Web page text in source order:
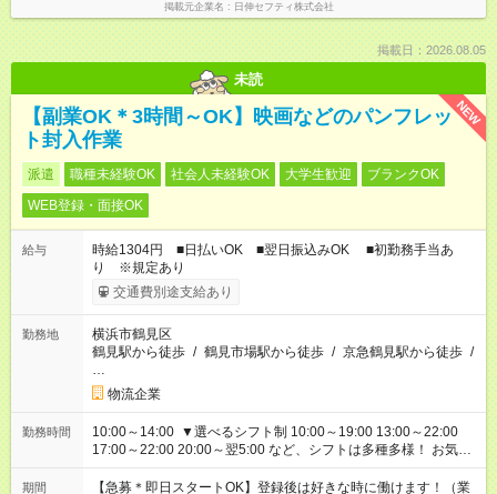
掲載元企業名 日伸セフティ株式会社
掲載日：2026.08.05
未読
NEW
【副業OK＊3時間～OK】映画などのパンフレッ
ト封入作業
派遣 職種未経験OK 社会人未経験OK 大学生歓迎
ブランクOK
WEB登録・面接OK
給与
時給1304円 ■日払いOK ■翌日振込みOK ■初勤務手当あ
り ※規定あり
交通費別途支給あり
勤務地
横浜市鶴見区
鶴見駅から徒歩 / 鶴見市場駅から徒歩 / 京急鶴見駅から徒歩 /
…
物流企業
勤務時間
10:00～14:00 ▼選べるシフト制 10:00～19:00 13:00～22:00
17:00～22:00 20:00～翌5:00 など、シフトは多種多様！ お気軽
にご相談ください！
期間 【急募＊即日スタートOK】登録後は好きな時に働けます！（業